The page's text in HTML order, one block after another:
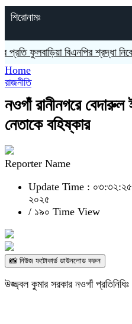
শিরোনামঃ
বিএনপির শ্রদ্ধা নিবেদন
Home
রাজনীতি
নওগাঁ রানীনগরে বেদারুল
নেতাকে বহিষ্কার
Reporter Name
Update Time : ০৩:৩২:২৫
২০২৫
/ ১৯০ Time View
📸 নিউজ ফটোকার্ড ডাউনলোড করুন
উজ্জ্বল কুমার সরকার নওগাঁ প্রতিনিধিঃ